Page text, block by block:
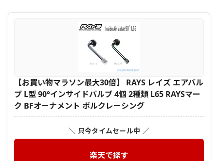
【お買い物マラソン最大30倍】 RAYS レイズ エアバル
ブ L型 90°インサイドバルブ 4個 2種類 L65 RAYSマー
ク BFオーナメント ボルクレーシング
＼ 只今タイムセール中 ／
楽天で探す